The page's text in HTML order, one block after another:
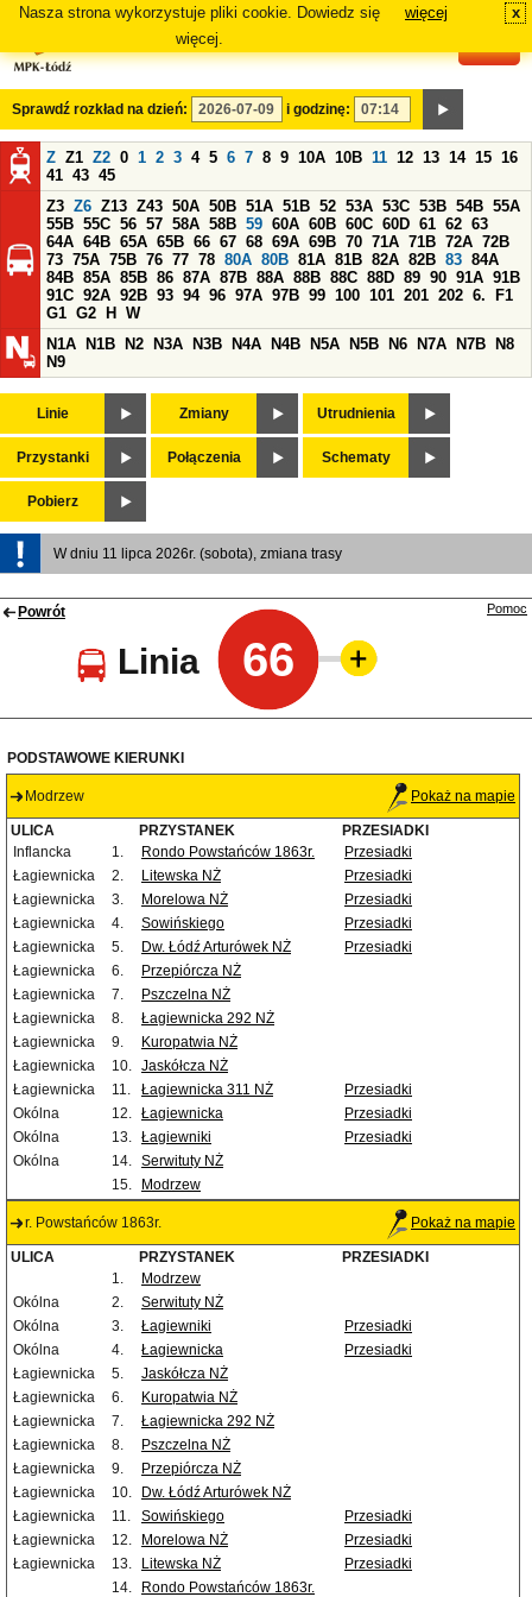
Nasza strona wykorzystuje pliki cookie. Dowiedz się
więcej.
więcej x
Sprawdź rozkład na dzień: i godzinę:
Z Z1 Z2 0 1 2 3 4 5 6 7 8 9 10A 10B 11 12 13 14 15 16
41 43 45
Z3 Z6 Z13 Z43 50A 50B 51A 51B 52 53A 53C 53B 54B 55A
55B 55C 56 57 58A 58B 59 60A 60B 60C 60D 61 62 63
64A 64B 65A 65B 66 67 68 69A 69B 70 71A 71B 72A 72B
73 75A 75B 76 77 78 80A 80B 81A 81B 82A 82B 83 84A
84B 85A 85B 86 87A 87B 88A 88B 88C 88D 89 90 91A 91B
91C 92A 92B 93 94 96 97A 97B 99 100 101 201 202 6.
F1
G1 G2 H
W
N1A
N1B N2 N3A N3B N4A N4B N5A N5B N6 N7A N7B
N8
N9
Linie Zmiany Utrudnienia
Przystanki Połączenia Schematy
Pobierz
W dniu 11 lipca 2026r. (sobota), zmiana trasy
Powrót
Linia 66
Pomoc
PODSTAWOWE KIERUNKI
Modrzew Pokaż na mapie
ULICA PRZYSTANEK
PRZESIADKI
Inflancka
1. Rondo Powstańców 1863r.
Przesiadki
Łagiewnicka
2. Litewska NŻ
Przesiadki
Łagiewnicka
3. Morelowa NŻ
Przesiadki
Łagiewnicka
4. Sowińskiego
Przesiadki
Łagiewnicka
5. Dw. Łódź Arturówek NŻ
Przesiadki
Łagiewnicka
6.
Przepiórcza NŻ
Łagiewnicka
7.
Pszczelna NŻ
Łagiewnicka
8.
Łagiewnicka 292 NŻ
Łagiewnicka
9.
Kuropatwia NŻ
Łagiewnicka
10. Jaskółcza NŻ
Łagiewnicka
11. Łagiewnicka 311 NŻ
Przesiadki
Okólna
12. Łagiewnicka
Przesiadki
Okólna
13. Łagiewniki
Przesiadki
Okólna
14. Serwituty NŻ
15.
Modrzew
r. Powstańców 1863r. Pokaż na mapie
ULICA PRZYSTANEK
PRZESIADKI
1.
Modrzew
Okólna
2.
Serwituty NŻ
Okólna
3. Łagiewniki
Przesiadki
Okólna
4. Łagiewnicka
Przesiadki
Łagiewnicka
5.
Jaskółcza NŻ
Łagiewnicka
6.
Kuropatwia NŻ
Łagiewnicka
7.
Łagiewnicka 292 NŻ
Łagiewnicka
8.
Pszczelna NŻ
Łagiewnicka
9.
Przepiórcza NŻ
Łagiewnicka
10.
Dw. Łódź Arturówek NŻ
Łagiewnicka
11. Sowińskiego
Przesiadki
Łagiewnicka
12. Morelowa NŻ
Przesiadki
Łagiewnicka
13. Litewska NŻ
Przesiadki
14.
Rondo Powstańców 1863r.